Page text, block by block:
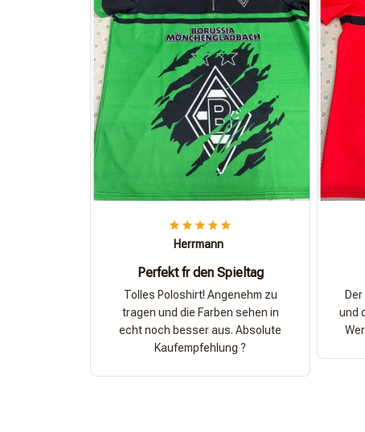
Herrmann
Perfekt fr den Spieltag
Tolles Poloshirt! Angenehm zu
tragen und die Farben sehen in
echt noch besser aus. Absolute
Kaufempfehlung ?
und